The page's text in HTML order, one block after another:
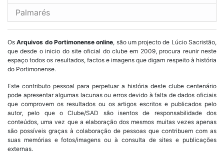
Palmarés
OsArquivos do Portimonense online, são um projecto de Lúcio Sacristão,
que desde o inicio do site oficial do clube em 2009, procura reunir neste
espaço todos os resultados, factos e imagens que digam respeito à história
do Portimonense.
Este contributo pessoal para perpetuar a história deste clube centenário
pode apresentar algumas lacunas ou erros devido à falta de dados oficiais
que comprovem os resultados ou os artigos escritos e publicados pelo
autor, pelo que o Clube/SAD são isentos de responsabilidade dos
conteúdos, uma vez que a elaboração dos mesmos muitas vezes apenas
são possíveis graças à colaboração de pessoas que contribuem com as
suas memórias e fotos/imagens ou à consulta de sites e publicações
externas.